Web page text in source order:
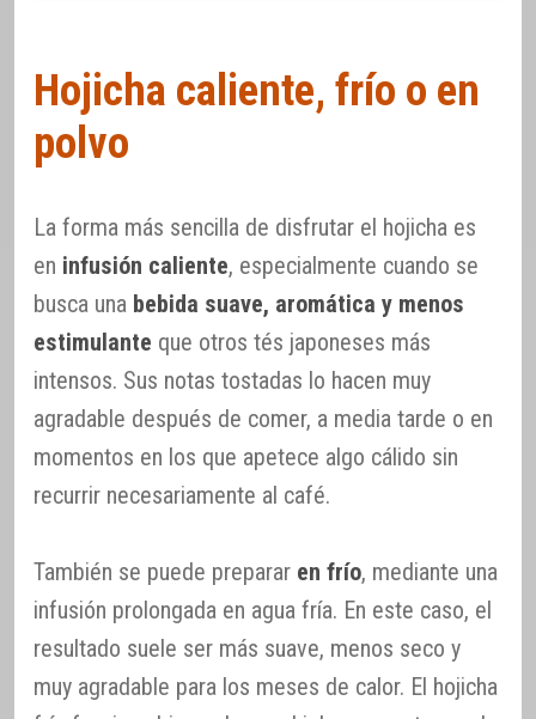
Hojicha caliente, frío o en
polvo
La forma más sencilla de disfrutar el hojicha es
en infusión caliente, especialmente cuando se
busca una bebida suave, aromática y menos
estimulante que otros tés japoneses más
intensos. Sus notas tostadas lo hacen muy
agradable después de comer, a media tarde o en
momentos en los que apetece algo cálido sin
recurrir necesariamente al café.
También se puede preparar en frío, mediante una
infusión prolongada en agua fría. En este caso, el
resultado suele ser más suave, menos seco y
muy agradable para los meses de calor. El hojicha